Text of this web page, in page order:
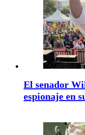
El senador
espionaje en